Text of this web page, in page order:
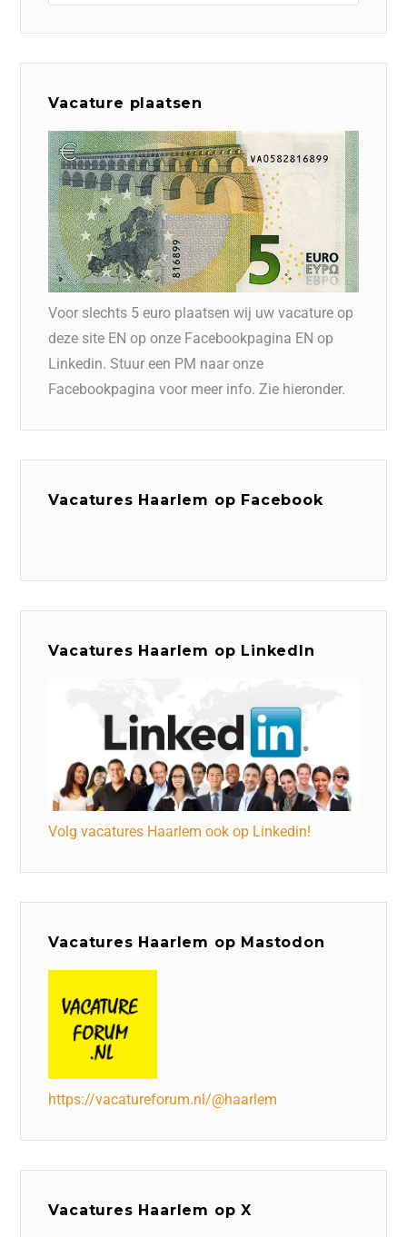
Vacature plaatsen
Voor slechts 5 euro plaatsen wij uw vacature op
deze site EN op onze Facebookpagina EN op
Linkedin. Stuur een PM naar onze
Facebookpagina voor meer info. Zie hieronder.
Vacatures Haarlem op Facebook
Vacatures Haarlem op LinkedIn
Volg vacatures Haarlem ook op Linkedin!
Vacatures Haarlem op Mastodon
https://vacatureforum.nl/@haarlem
Vacatures Haarlem op X